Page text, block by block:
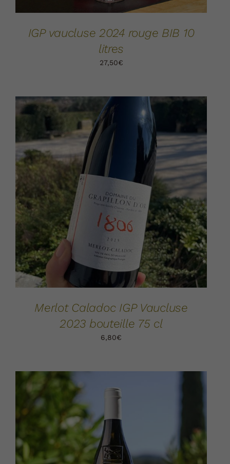
IGP vaucluse 2024 rouge BIB 10
litres
27,50€
AJOUTER AU PANIER DÉTAILS
Merlot Caladoc IGP Vaucluse
2023 bouteille 75 cl
6,80€